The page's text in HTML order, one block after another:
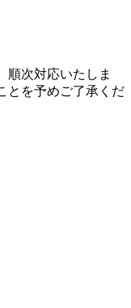
順次対応いたしま
とを予めご了承くだ